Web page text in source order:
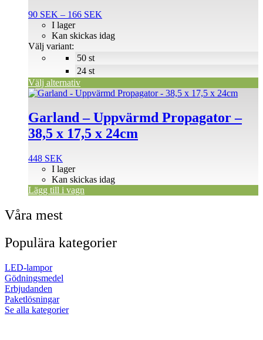
90 SEK – 166 SEK
till
50 st
24 st
I lager
Kan skickas idag
Välj variant:
Välj alternativ
varianter.
olika
alternativen
på
produktsidan
Garland – Uppvärmd Propagator –
38,5 x 17,5 x 24cm
448 SEK
I lager
Kan skickas idag
Lägg till i vagn
Våra mest
Populära kategorier
LED-lampor
Gödningsmedel
Erbjudanden
Paketlösningar
Se alla kategorier